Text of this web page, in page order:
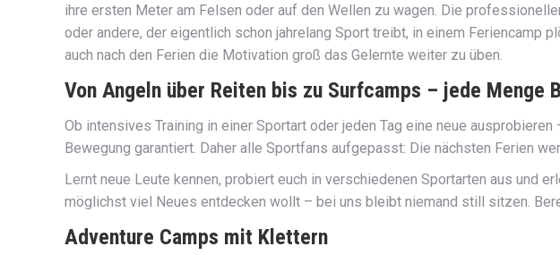
ihre ersten Meter am Felsen oder auf den Wellen zu wagen. Die
oder andere, der eigentlich schon jahrelang Sport treibt, in einem Feriencamp
auch nach den Ferien die Motivation groß das Gelernte weiter zu üben.
Von Angeln über Reiten bis zu Surfcamps – jede Menge
Ob intensives Training in einer Sportart oder jeden Tag eine neue
Bewegung garantiert. Daher alle Sportfans aufgepasst: Die nächsten Ferien
Lernt neue Leute kennen, probiert euch in verschiedenen Sportarten aus und
möglichst viel Neues entdecken wollt – bei uns bleibt niemand still sitzen.
Adventure Camps mit Klettern